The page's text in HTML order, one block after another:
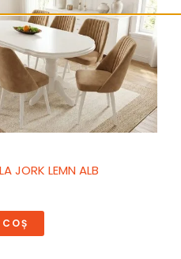
JORK LEMN ALB